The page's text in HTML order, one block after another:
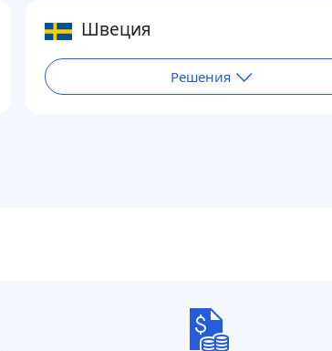
Швеция
Решения